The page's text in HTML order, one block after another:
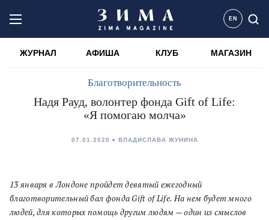
EN
ЖУРНАЛ АФИША КЛУБ МАГАЗИН
Благотворительность
Надя Рауд, волонтер фонда Gift of Life:
«Я помогаю молча»
07.01.2020 ВЛАДИСЛАВА ЖУНИНА
13 января в Лондоне пройдет девятый ежегодный
благотворительный бал фонда Gift of Life. На нем будет много
людей, для которых помощь другим людям — один из смыслов